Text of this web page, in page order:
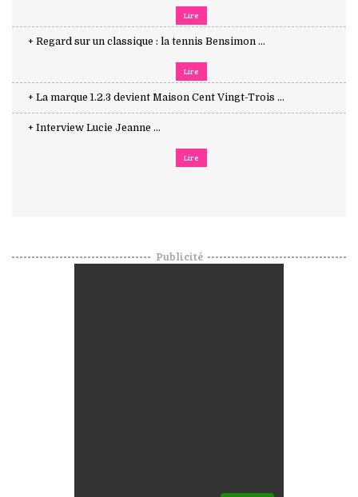
Lire
+ Regard sur un classique : la tennis Bensimon ...
Lire
+ La marque 1.2.3 devient Maison Cent Vingt-Trois ...
+ Interview Lucie Jeanne ...
Lire
Publicité